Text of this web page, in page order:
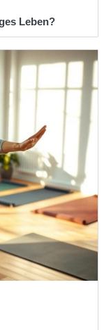
Leben?